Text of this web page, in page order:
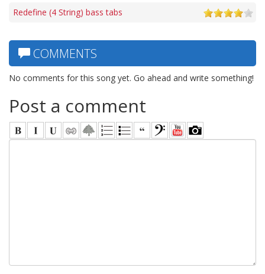
Redefine (4 String) bass tabs
COMMENTS
No comments for this song yet. Go ahead and write something!
Post a comment